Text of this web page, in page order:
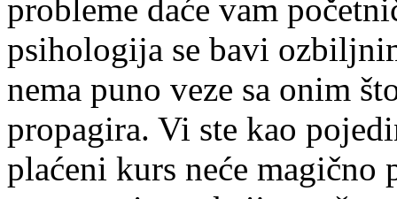
probleme daće vam
psihologija se bavi
nema puno veze sa onim
propagira. Vi ste kao
plaćeni kurs neće